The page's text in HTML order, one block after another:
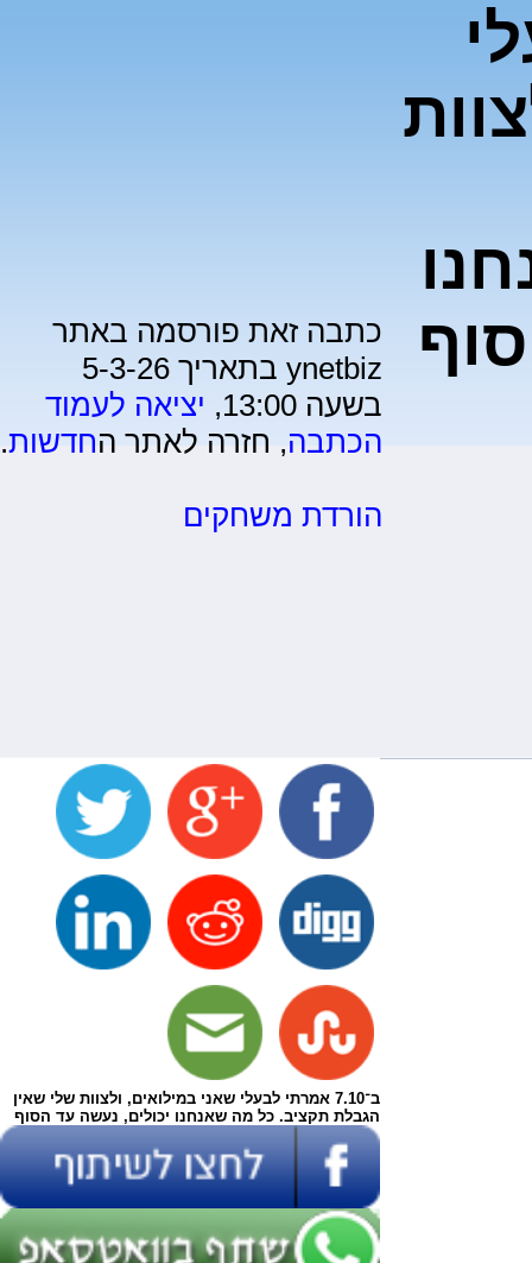
כתבה זאת פורסמה באתר
ynetbiz בתאריך 5-3-26
בשעה 13:00,
יציאה לעמוד
הכתבה, חזרה לאתר החדשות.
הורדת משחקים
ב־7.10 אמרתי לבעלי שאני במילואים, ולצוות שלי שאין
הגבלת תקציב. כל מה שאנחנו יכולים, נעשה עד הסוף